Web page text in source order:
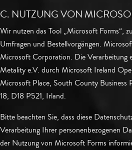
C. NUTZUNG VON
Wir nutzen das Tool „Microsoft Forms“,
Umfragen und Bestellvorgängen.
Microsoft Corporation. Die Verarbeitung
Metality e.V. durch Microsoft Ireland
Microsoft Place, South County Business
18, D18 P521, Irland.
Bitte beachten Sie, dass diese
Verarbeitung Ihrer personenbezogenen
der Nutzung von Microsoft Forms